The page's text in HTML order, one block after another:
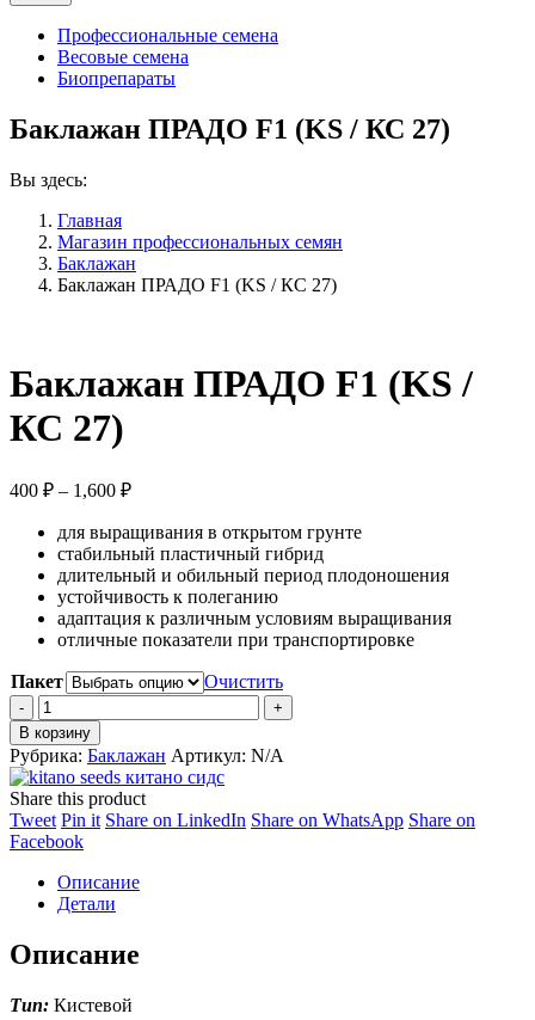
Профессиональные семена
Весовые семена
Биопрепараты
Баклажан ПРАДО F1 (KS / КС 27)
Вы здесь:
Главная
Магазин профессиональных семян
Баклажан
Баклажан ПРАДО F1 (KS / КС 27)
Баклажан ПРАДО F1 (KS /
КС 27)
400 ₽ – 1,600 ₽Диапазон
400 ₽
–
1,600 ₽
для выращивания в открытом грунте
стабильный пластичный гибрид
длительный и обильный период плодоношения
устойчивость к полеганию
адаптация к различным условиям выращивания
отличные показатели при транспортировке
Пакет
Очистить
Баклажан
ПРАДО
F1
(KS
/
КС
27)
quantity
В корзину
Рубрика: Баклажан Артикул: N/A
Share this product
TweetShare
on
Pin itShare
Share on LinkedIn Share
Share on WhatsAppShare
Share on
FacebookShare
Facebook
Описание
Детали
Описание
Тип: Кистевой